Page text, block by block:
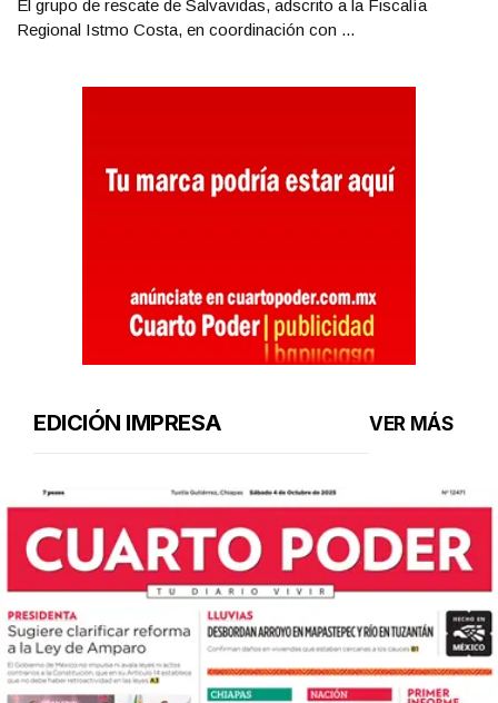
El grupo de rescate de Salvavidas, adscrito a la Fiscalía
Regional Istmo Costa, en coordinación con ...
EDICIÓN IMPRESA VER MÁS